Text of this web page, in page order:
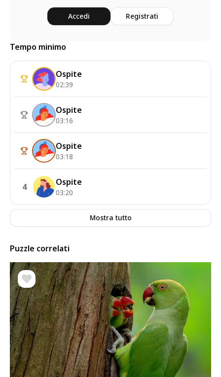
Accedi Registrati
Tempo minimo
Ospite
02:39
Ospite
03:16
Ospite
03:18
4 Ospite
03:20
Mostra tutto
Puzzle correlati